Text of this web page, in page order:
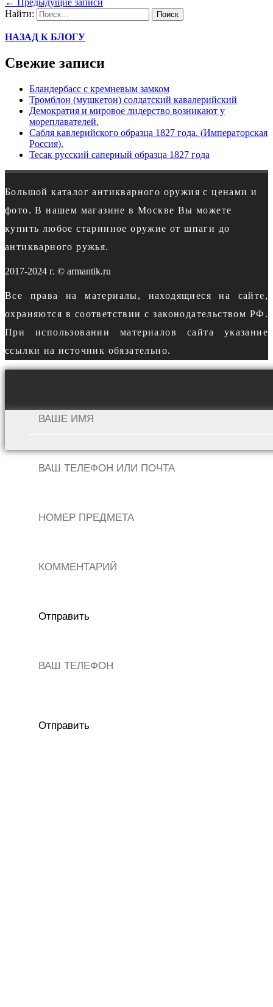
Найти:
НАЗАД К БЛОГУ
Свежие записи
Бландербасс с кремневым замком
Тромблон (мушкетон) солдатский кавалерийский
Демократия и мировое лидерство возникают у
мореплавателей.
Сабля кавлерийского образца 1827 года. (Императорская
Россия).
Тесак русский саперный образца 1827 года
Большой каталог антикварного оружия с ценами и
фото. В нашем магазине в Москве Вы можете
купить любое старинное оружие от шпаги до
антикварного ружья.
2017-2024 г. © armantik.ru
Все права на материалы, находящиеся на сайте,
охраняются в соответствии с законодательством РФ.
При использовании материалов сайта указание
ссылки на источник обязательно.